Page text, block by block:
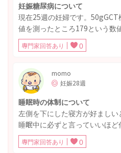
妊娠糖尿病について
現在25週の妊婦です。
値を測ったところ179という数
間後に再検査です。 基準値か
娠糖尿病の可能性が高いので
うに過ごしたら良いのでしょ
に気をつければ良いでしょうか。
専門家回答あり 0
momo
妊娠28週
睡眠時の体制について
左側を下にした寝方が好ましい
睡眠中に必ずと言っていいほ
た、寝付く時も左下よりも右側
ことが多いのですが、問題な
専門家回答あり 0